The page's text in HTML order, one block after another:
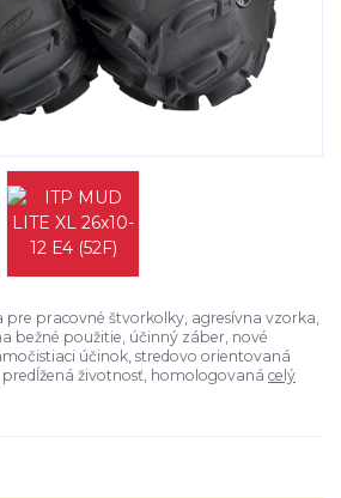
pracovné štvorkolky, agresívna vzorka,
bežné použitie, účinný záber, nové
účinok, stredovo orientovaná
životnosť, homologovaná celý